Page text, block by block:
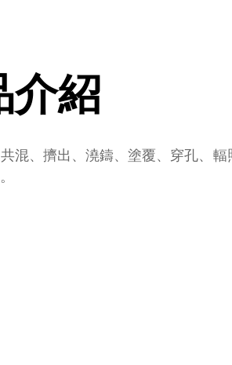
介紹
、擠出、澆鑄、塗覆、穿孔、